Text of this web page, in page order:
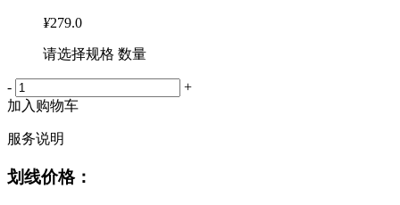
¥279.0
请选择规格 数量
-
+
加入购物车
服务说明
划线价格：